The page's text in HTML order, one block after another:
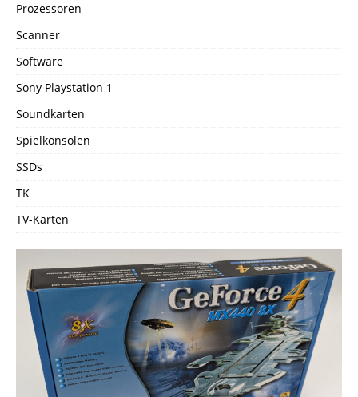
Prozessoren
Scanner
Software
Sony Playstation 1
Soundkarten
Spielkonsolen
SSDs
TK
TV-Karten